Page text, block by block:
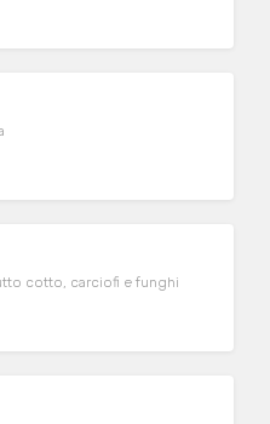
cotto, carciofi e funghi